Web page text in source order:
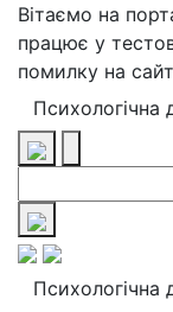
Вітаємо на
працює у
помилку на
Психологічна
Психологічна